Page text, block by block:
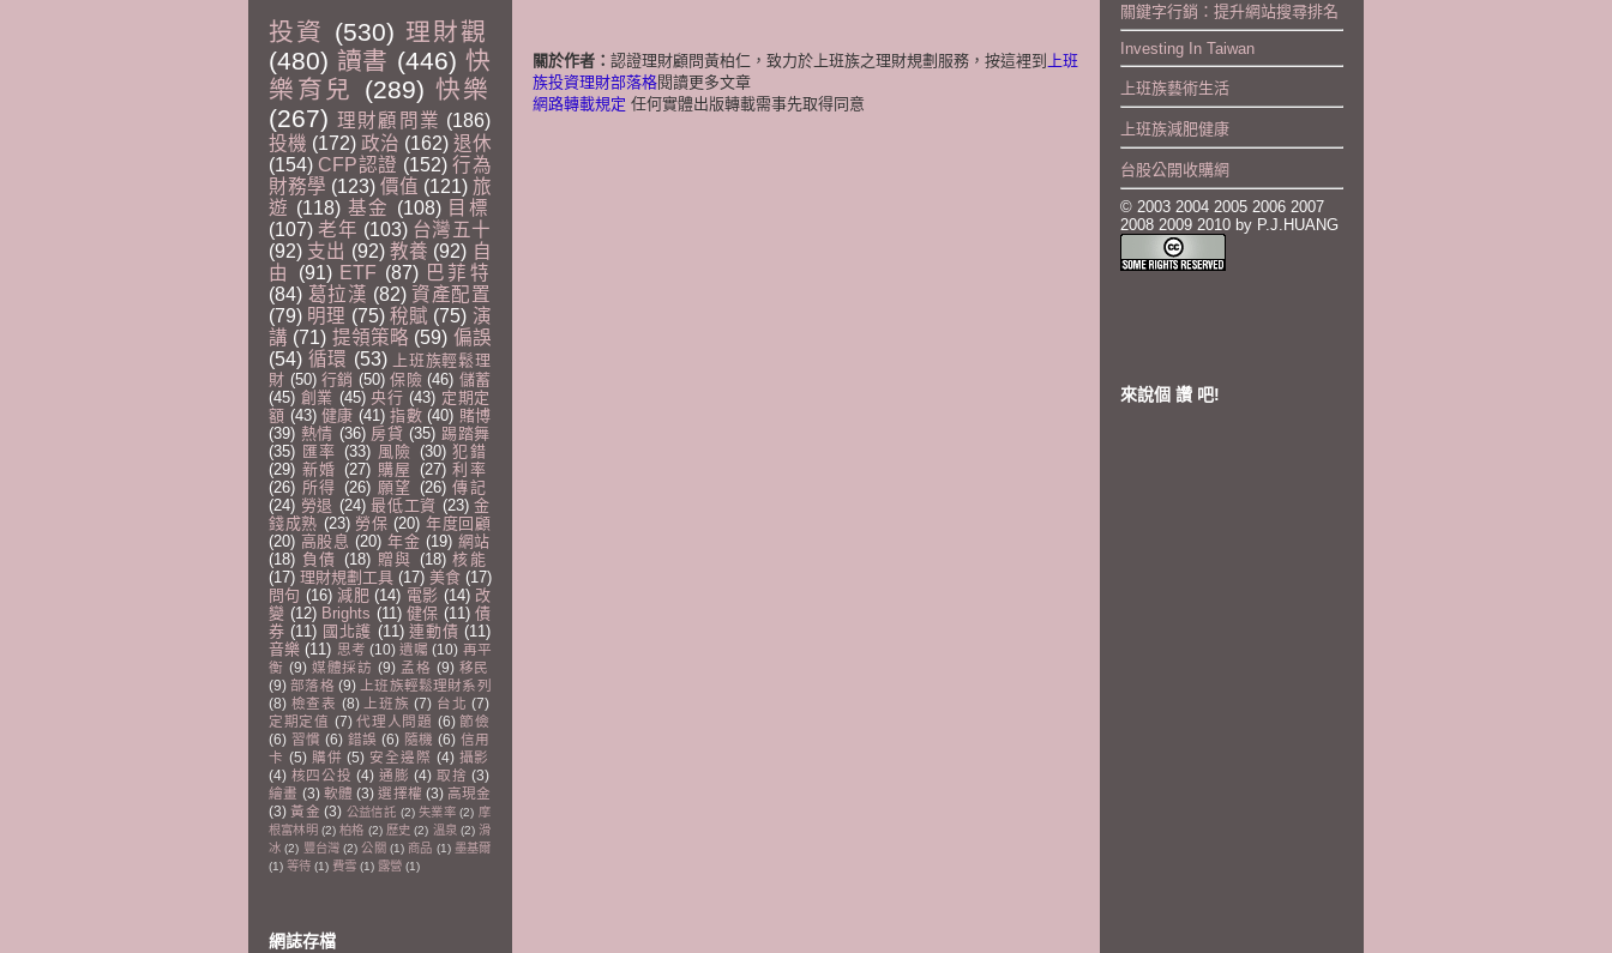
關於作者： 認證理財顧問黃柏仁，致力於上班族之理財規劃服務，按這裡到 上班
族投資理財部落格閱讀更多文章
網路轉載規定 任何實體出版轉載需事先取得同意
投資 (530) 理財觀
(480) 讀書 (446) 快
樂育兒
(289) 快樂
(267) 理財顧問業 (186)
投機 (172) 政治 (162) 退休
(154) CFP認證 (152) 行為
財務學 (123) 價值 (121) 旅
遊 (118) 基金 (108) 目標
(107) 老年 (103) 台灣五十
(92) 支出 (92) 教養 (92) 自
由
(91) ETF (87) 巴菲特
(84) 葛拉漢 (82) 資產配置
(79) 明理 (75) 稅賦 (75) 演
講 (71) 提領策略 (59) 偏誤
(54) 循環 (53)
上班族輕鬆理
財 (50) 行銷 (50) 保險 (46) 儲蓄
(45) 創業 (45) 央行 (43) 定期定
額 (43) 健康 (41) 指數 (40) 賭博
(39) 熱情 (36) 房貸 (35) 踢踏舞
(35) 匯率 (33) 風險 (30) 犯錯
(29) 新婚 (27) 購屋 (27) 利率
(26) 所得 (26) 願望 (26) 傳記
(24) 勞退 (24) 最低工資 (23) 金
錢成熟 (23) 勞保 (20) 年度回顧
(20) 高股息 (20) 年金 (19) 網站
(18) 負債 (18) 贈與 (18) 核能
(17) 理財規劃工具 (17) 美食 (17)
問句 (16) 減肥 (14) 電影 (14) 改
變 (12) Brights (11) 健保 (11) 債
券 (11) 國北護 (11) 連動債 (11)
音樂 (11) 思考 (10) 遺囑 (10) 再平
衡 (9) 媒體採訪 (9) 孟格 (9) 移民
(9) 部落格 (9)
上班族輕鬆理財系列
(8) 檢查表 (8) 上班族 (7) 台北 (7)
定期定值 (7) 代理人問題 (6) 節儉
(6) 習慣 (6) 錯誤 (6) 隨機 (6) 信用
卡 (5) 購併 (5) 安全邊際 (4) 攝影
(4) 核四公投 (4) 通膨 (4) 取捨 (3)
繪畫 (3) 軟體 (3) 選擇權 (3) 高現金
(3) 黃金 (3) 公益信託 (2) 失業率 (2) 摩
根富林明 (2) 柏格 (2) 歷史 (2) 溫泉 (2) 滑
冰 (2) 豐台灣 (2) 公關 (1) 商品 (1) 墨基爾
(1) 等待 (1) 費雪 (1) 露營 (1)
網誌存檔
關鍵字行銷：提升網站搜尋排名
Investing In Taiwan
上班族藝術生活
上班族減肥健康
台股公開收購網
© 2003 2004 2005 2006 2007
2008 2009 2010 by P.J.HUANG
來說個 讚 吧!